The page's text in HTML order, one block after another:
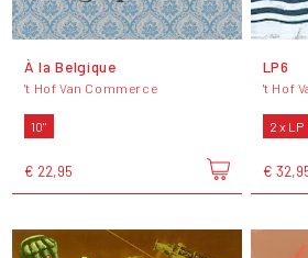
À la Belgique
't Hof Van Commerce
10"
€ 22,95
LP6
't Hof
2 x LP
€